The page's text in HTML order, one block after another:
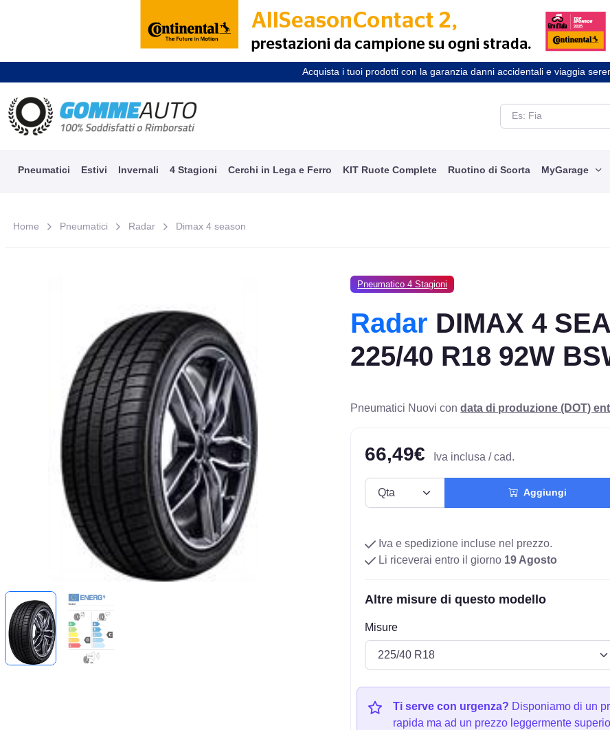
Acquista i tuoi prodotti con la garanzia danni accidentali e viaggia
Pneumatici Estivi Invernali 4 Stagioni Cerchi in Lega e Ferro KIT Ruote Complete Ruotino di Scorta MyGarage
Home Pneumatici Radar Dimax 4 season
Pneumatico 4 Stagioni
Radar DIMAX 4
225/40 R18 92W
Pneumatici Nuovi condata di produzione (DOT)
66,49€ Iva inclusa / cad.
Aggiungi
Iva e spedizione incluse nel prezzo.
Li riceverai entro il giorno 19 Agosto
Altre misure di questo modello
Misure
Ti serve con urgenza? Disponiamo di un
rapida ma ad un prezzo leggermente